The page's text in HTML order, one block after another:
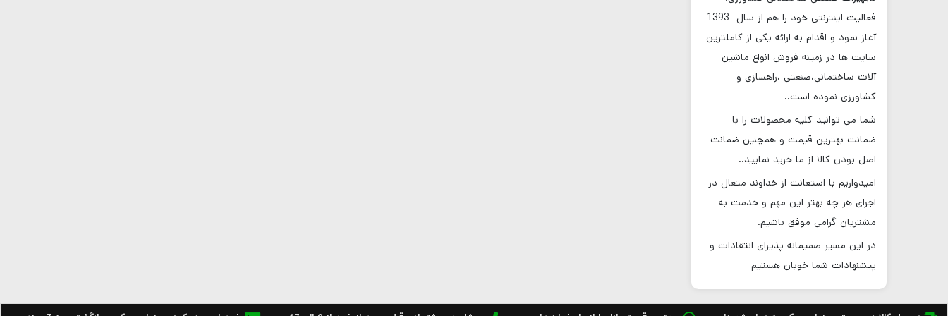
فعالیت اینترنتی خود را هم از سال 1393
آغاز نمود و اقدام به ارائه یکی از کاملترین
سایت ها در زمینه فروش انواع ماشین
آلات ساختمانی،صنعتی ،راهسازی و
کشاورزی نموده است..
شما می توانید کلیه محصولات را با
ضمانت بهترین قیمت و همچنین ضمانت
اصل بودن کالا از ما خرید نمایید..
امیدواریم با استعانت از خداوند متعال در
اجرای هر چه بهتر این مهم و خدمت به
مشتریان گرامی موفق باشیم.
در این مسیر صمیمانه پذیرای انتقادات و
پیشنهادات شما خوبان هستیم